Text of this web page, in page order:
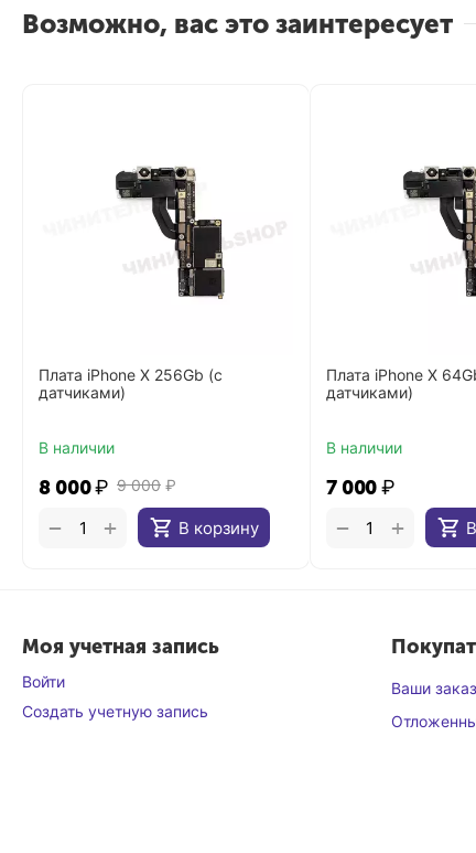
Возможно, вас это заинтересует
Плата iPhone X 256Gb (с
датчиками)
В наличии
9 000 ₽
8 000₽
В корзину
+
−
Плата iPhone X
датчиками)
В наличии
7 000₽
+
−
Моя учетная запись
Войти
Создать учетную запись
Ваши